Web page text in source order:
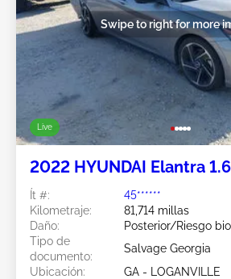
Live
Swipe to right for more
2022 HYUNDAI Elantra
Ít #:
45******
Kilometraje:
81,714 millas
Daño:
Posterior/Riesgo
Tipo de
documento:
Salvage Georgia
Ubicación:
GA - LOGANVILLE